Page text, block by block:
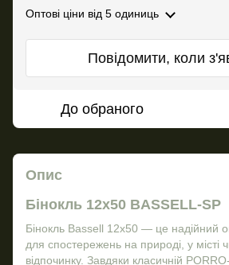
Оптові ціни від 5 одиниць
Повідомити, коли
До обраного
Опис
Бінокль 12x50 BASSELL-SP
Бінокль Bassell 12x50 — це надійний
для спостережень на природі, у місті
відпочинку. Завдяки класичній